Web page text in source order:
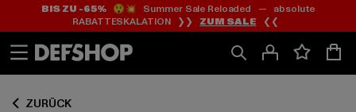
Zum
Inhalt
springen
Zum
Fußzeile
springen
BIS ZU -65%😲💥 Summer Sale Reloaded — absolute
RABATTESKALATION ❯❯ ZUM SALE ❮❮
ZURÜCK
Zum
Produktraster
springen